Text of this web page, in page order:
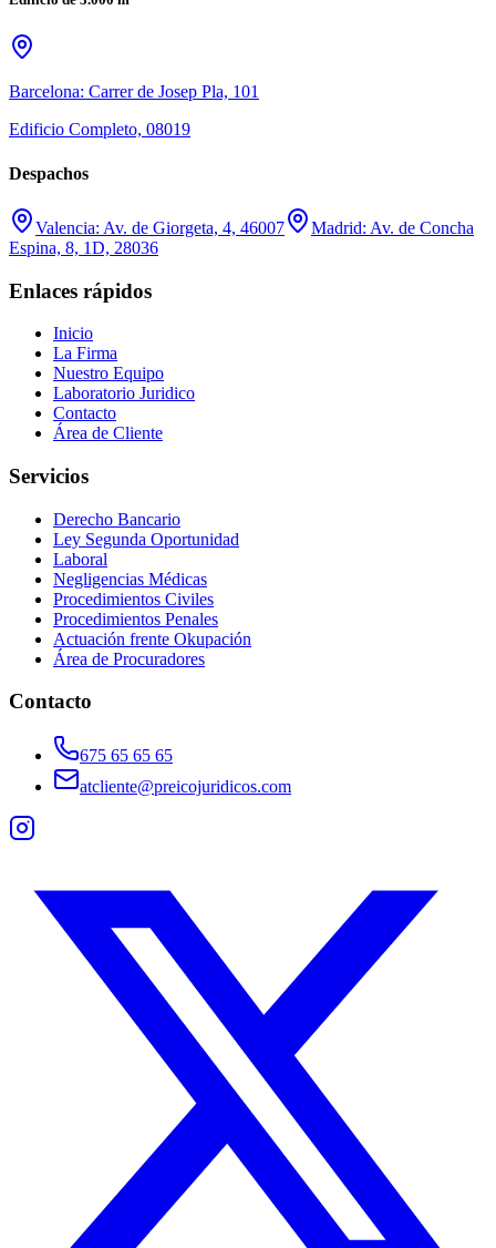
Barcelona: Carrer de Josep Pla, 101
Edificio Completo, 08019
Despachos
Valencia: Av. de Giorgeta, 4, 46007
Madrid: Av. de Concha
Espina, 8, 1D, 28036
Enlaces rápidos
Inicio
La Firma
Nuestro Equipo
Laboratorio Juridico
Contacto
Área de Cliente
Servicios
Derecho Bancario
Ley Segunda Oportunidad
Laboral
Negligencias Médicas
Procedimientos Civiles
Procedimientos Penales
Actuación frente Okupación
Área de Procuradores
Contacto
675 65 65 65
atcliente@preicojuridicos.com